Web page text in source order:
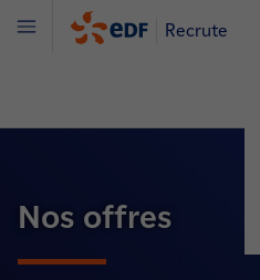
Recrute
Menu
Nos offres